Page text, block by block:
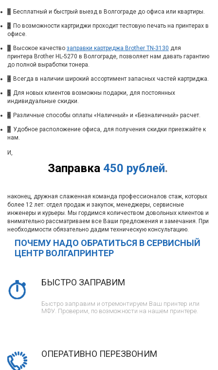
1 Бесплатный и быстрый выезд в Волгограде до офиса или квартиры.
2 По возможности картриджи проходит тестовую печать на принтерах в
офисе.
3 Высокое качество заправки картриджа Brother TN-3130 для
принтера Brother HL-5270 в Волгограде, позволяет нам давать гарантию
до полной выработки тонера.
4 Всегда в наличии широкий ассортимент запасных частей картриджа.
5 Для новых клиентов возможны подарки, для постоянных
индивидуальные скидки.
6 Различные способы оплаты «Наличный» и «Безналичный» расчет.
7 Удобное расположение офиса, для получения скидки приезжайте к
нам.
Заправка 450 рублей.
И,
наконец, дружная слаженная команда профессионалов стаж, которых
более 12 лет: отдел продаж и закупок, менеджеры, сервисные
инженеры и курьеры. Мы гордимся количеством довольных клиентов и
внимательно рассматриваем все Ваши предложения и замечания. При
необходимости обязательно дадим техническую консультацию.
ПОЧЕМУ НАДО ОБРАТИТЬСЯ В СЕРВИСНЫЙ
ЦЕНТР ВОЛГАПРИНТЕР
БЫСТРО ЗАПРАВИМ
Быстро заправим и отремонтируем Ваш принтер или
МФУ. Проверим, по возможности на нашем принтере.
ОПЕРАТИВНО ПЕРЕЗВОНИМ